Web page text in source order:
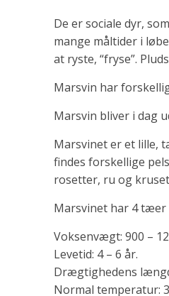
De er sociale dyr,
mange måltider i
at ryste, “fryse”.
Marsvin har
Marsvin bliver i dag
Marsvinet er et lille,
findes forskellige
rosetter, ru og
Marsvinet har 4 tæer
Voksenvægt: 900 –
Levetid: 4 – 6 år.
Drægtighedens
Normal temperatur: